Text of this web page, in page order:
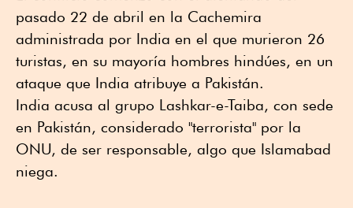
pasado 22 de abril en la Cachemira
administrada por India en el que murieron 26
turistas, en su mayoría hombres hindúes, en un
ataque que India atribuye a Pakistán.
India acusa al grupo Lashkar-e-Taiba, con sede
en Pakistán, considerado "terrorista" por la
ONU, de ser responsable, algo que Islamabad
niega.